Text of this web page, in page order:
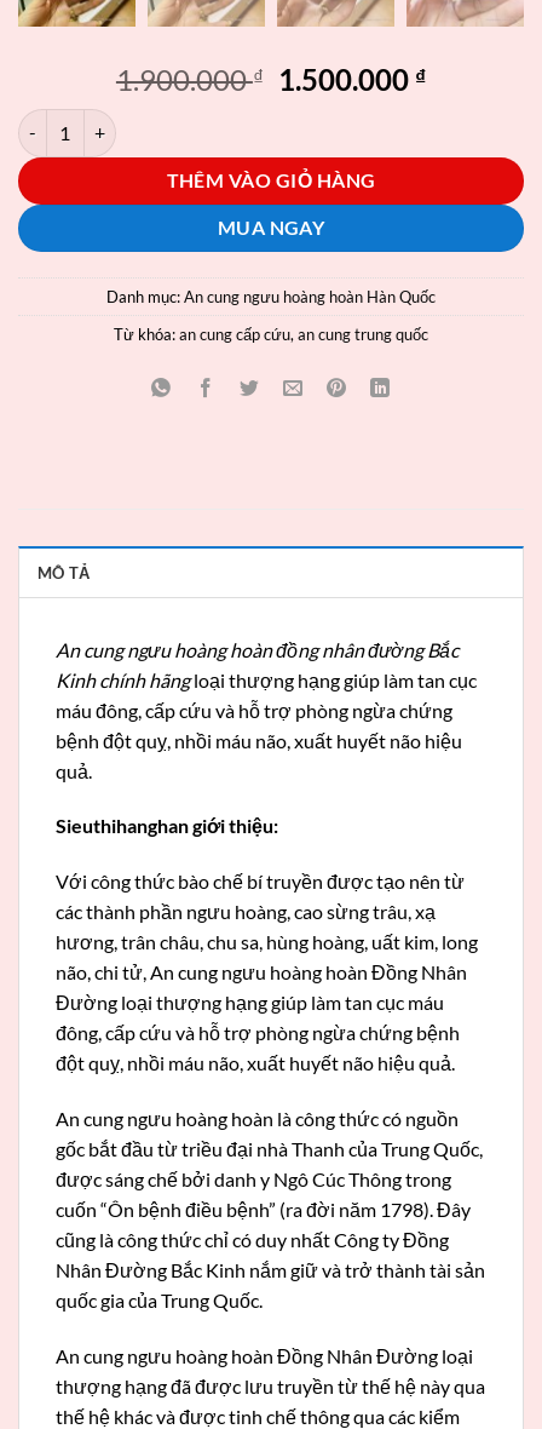
1.900.000₫ 1.500.000 ₫
An cung ngưu hoàng hoàn đồng nhân đường Bắc Kinh chính hãng
THÊM VÀO GIỎ HÀNG
MUA NGAY
Danh mục:An cung ngưu hoàng hoàn Hàn Quốc
Từ khóa:an cung cấp cứu, an cung trung quốc
MÔ TẢ
An cung ngưu hoàng hoàn đồng nhân đường Bắc
Kinh chính hãngloại thượng hạng giúp làm tan cục
máu đông, cấp cứu và hỗ trợ phòng ngừa chứng
bệnh đột quỵ, nhồi máu não, xuất huyết não hiệu
quả.
Sieuthihanghan giới thiệu:
Với công thức bào chế bí truyền được tạo nên từ
các thành phần ngưu hoàng, cao sừng trâu, xạ
hương, trân châu, chu sa, hùng hoàng, uất kim, long
não, chi tử, An cung ngưu hoàng hoàn Đồng Nhân
Đường loại thượng hạng giúp làm tan cục máu
đông, cấp cứu và hỗ trợ phòng ngừa chứng bệnh
đột quỵ, nhồi máu não, xuất huyết não hiệu quả.
An cung ngưu hoàng hoàn là công thức có nguồn
gốc bắt đầu từ triều đại nhà Thanh của Trung Quốc,
được sáng chế bởi danh y Ngô Cúc Thông trong
cuốn “Ôn bệnh điều bệnh” (ra đời năm 1798). Đây
cũng là công thức chỉ có duy nhất Công ty Đồng
Nhân Đường Bắc Kinh nắm giữ và trở thành tài sản
quốc gia của Trung Quốc.
An cung ngưu hoàng hoàn Đồng Nhân Đường loại
thượng hạng đã được lưu truyền từ thế hệ này qua
thế hệ khác và được tinh chế thông qua các kiểm